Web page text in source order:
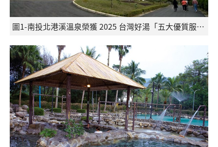
圖1-南投北港溪溫泉榮獲 2025 台灣好湯「五大優質服務好湯金獎」及「五大 CP 值最優好湯」。（參山管理處提供）